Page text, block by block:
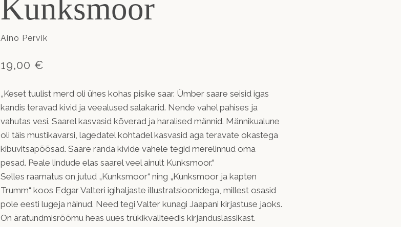
Kunksmoor
Aino Pervik
19,00 €
„Keset tuulist merd oli ühes kohas pisike saar. Ümber saare seisid igas
kandis teravad kivid ja veealused salakarid. Nende vahel pahises ja
vahutas vesi. Saarel kasvasid kõverad ja haralised männid. Männikualune
oli täis mustikavarsi, lagedatel kohtadel kasvasid aga teravate okastega
kibuvitsapõõsad. Saare randa kivide vahele tegid merelinnud oma
pesad. Peale lindude elas saarel veel ainult Kunksmoor.“
Selles raamatus on jutud „Kunksmoor“ ning „Kunksmoor ja kapten
Trumm“ koos Edgar Valteri igihaljaste illustratsioonidega, millest osasid
pole eesti lugeja näinud. Need tegi Valter kunagi Jaapani kirjastuse jaoks.
On äratundmisrõõmu heas uues trükikvaliteedis kirjanduslassikast.